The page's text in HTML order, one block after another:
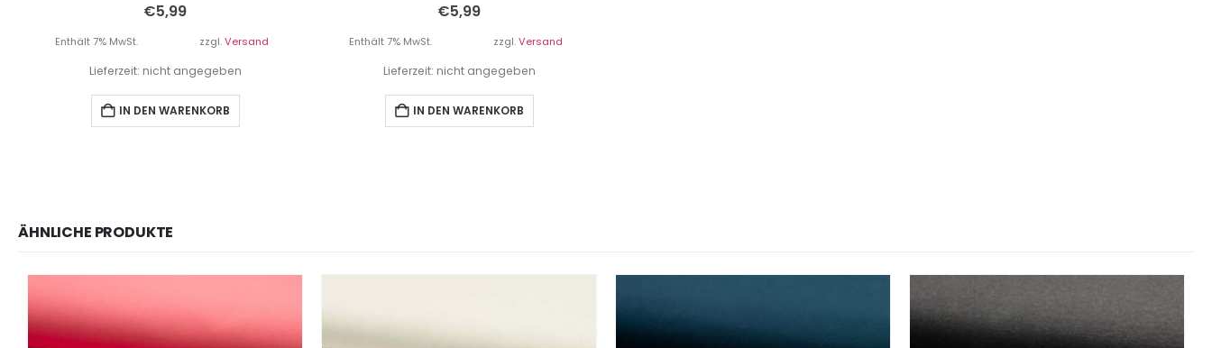
€5,99
Enthält 7% MwSt. zzgl.Versand
Lieferzeit: nicht angegeben
IN DEN WARENKORB
€5,99
Enthält 7% MwSt. zzgl.Versand
Lieferzeit: nicht angegeben
IN DEN WARENKORB
ÄHNLICHE PRODUKTE